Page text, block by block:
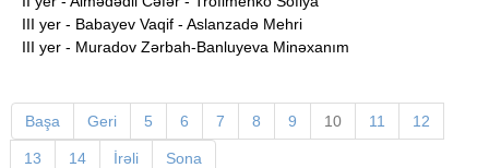
III yer - Babayev Vaqif - Aslanzadə Mehri
III yer - Muradov Zərbah-Banluyeva Minəxanım
Başa Geri 5 6 7 8 9 10 11 12
13 14 İrəli Sona